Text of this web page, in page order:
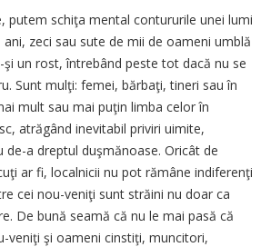
putem schiţa mental contururile unei lumi
zeci sau sute de mii de oameni umblă
un rost, întrebând peste tot dacă nu se
Sunt mulţi: femei, bărbaţi, tineri sau în
mult sau mai puţin limba celor în
atrăgând inevitabil priviri uimite,
de-a dreptul duşmănoase. Oricât de
ar fi, localnicii nu pot rămâne indiferenţi
cei nou-veniţi sunt străini nu doar ca
De bună seamă că nu le mai pasă că
veniţi şi oameni cinstiţi, muncitori,